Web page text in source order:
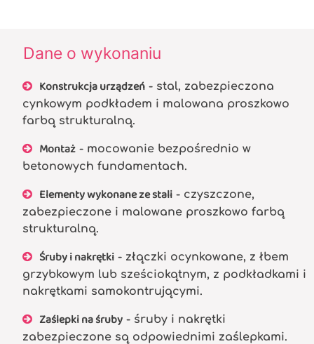
Dane o wykonaniu
Konstrukcja urządzeń - stal, zabezpieczona
cynkowym podkładem i malowana proszkowo
farbą strukturalną.
Montaż - mocowanie bezpośrednio w
betonowych fundamentach.
Elementy wykonane ze stali - czyszczone,
zabezpieczone i malowane proszkowo farbą
strukturalną.
Śruby i nakrętki - złączki ocynkowane, z łbem
grzybkowym lub sześciokątnym, z podkładkami i
nakrętkami samokontrującymi.
Zaślepki na śruby - śruby i nakrętki
zabezpieczone są odpowiednimi zaślepkami.